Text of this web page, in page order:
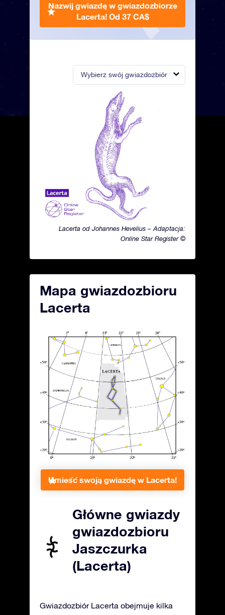
Wybierz swój gwiazdozbiór
Lacerta od Johannes Hevelius – Adaptacja:
Online Star Register ©
Nazwij gwiazdę w gwiazdozbiorze
Lacerta! Od 37 CA$
Mapa gwiazdozbioru
Lacerta
Umieść swoją gwiazdę w Lacerta!
Główne gwiazdy
gwiazdozbioru
Jaszczurka
(Lacerta)
Gwiazdozbiór Lacerta obejmuje kilka